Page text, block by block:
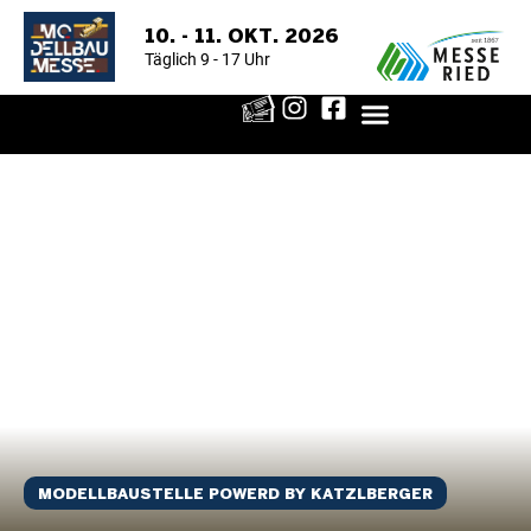
10. - 11. OKT. 2026
Täglich 9 - 17 Uhr
MODELLBAUSTELLE POWERD BY KATZLBERGER